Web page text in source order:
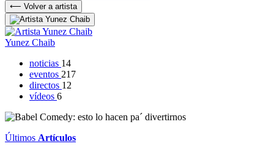
⟵ Volver a artista
Yunez Chaib
noticias 14
eventos 217
directos 12
vídeos 6
Últimos Artículos